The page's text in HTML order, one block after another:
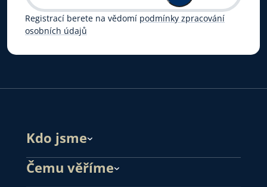
Registrací berete na vědomí podmínky zpracování
osobních údajů
Kdo jsme
Čemu věříme